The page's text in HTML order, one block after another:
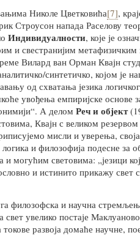
Николе Цветковића[7],
Строусон напада Раселову
Индивидуалности, које је
и свестранијим
Вилард ван Орман Квајн
синтетичко, којом је
од схватања језика
увођења емпиријске основе
А делом Реч и објект
Квајн с великом
мисли и уверења,
и филозофија подесне за
и могућим световима: „језици
и истинито прикажу свет
филозофска и научна
свет увелико постаје
токове развоја домаће научне,